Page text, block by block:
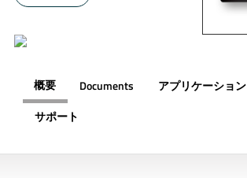
概要 Documents アプリケーション
サポート